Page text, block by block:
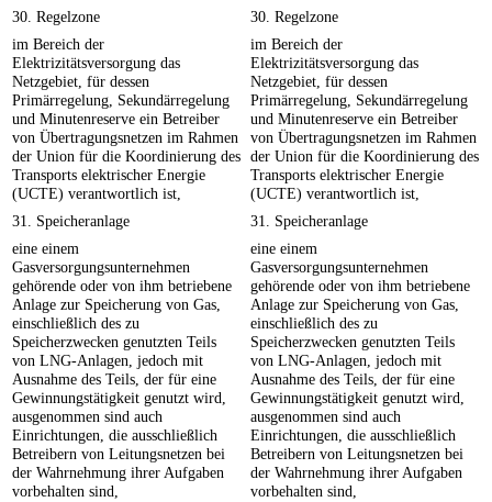
30. Regelzone
30. Regelzone
im Bereich der
Elektrizitätsversorgung das
Netzgebiet, für dessen
Primärregelung, Sekundärregelung
und Minutenreserve ein Betreiber
von Übertragungsnetzen im Rahmen
der Union für die Koordinierung des
Transports elektrischer Energie
(UCTE) verantwortlich ist,
im Bereich der
Elektrizitätsversorgung das
Netzgebiet, für dessen
Primärregelung, Sekundärregelung
und Minutenreserve ein Betreiber
von Übertragungsnetzen im Rahmen
der Union für die Koordinierung des
Transports elektrischer Energie
(UCTE) verantwortlich ist,
31. Speicheranlage
31. Speicheranlage
eine einem
Gasversorgungsunternehmen
gehörende oder von ihm betriebene
Anlage zur Speicherung von Gas,
einschließlich des zu
Speicherzwecken genutzten Teils
von LNG-Anlagen, jedoch mit
Ausnahme des Teils, der für eine
Gewinnungstätigkeit genutzt wird,
ausgenommen sind auch
Einrichtungen, die ausschließlich
Betreibern von Leitungsnetzen bei
der Wahrnehmung ihrer Aufgaben
vorbehalten sind,
eine einem
Gasversorgungsunternehmen
gehörende oder von ihm betriebene
Anlage zur Speicherung von Gas,
einschließlich des zu
Speicherzwecken genutzten Teils
von LNG-Anlagen, jedoch mit
Ausnahme des Teils, der für eine
Gewinnungstätigkeit genutzt wird,
ausgenommen sind auch
Einrichtungen, die ausschließlich
Betreibern von Leitungsnetzen bei
der Wahrnehmung ihrer Aufgaben
vorbehalten sind,